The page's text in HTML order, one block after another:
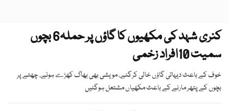
کنری شہد کی مکھیوں کا گاؤں پر حملہ6 بچوں
سمیت 10افراد زخمی
خوف کے باعث دیہاتی گاؤں خالی کرگئے، مویشی بھی بھاگ کھڑے ہوئے، چھتے پر
بچوں کے پتھر مارنے کے باعث مکھیاں مشتعل ہوگئیں